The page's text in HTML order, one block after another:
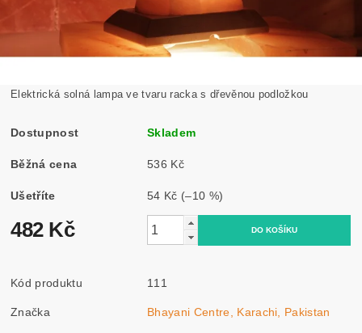
Elektrická solná lampa ve tvaru racka s dřevěnou podložkou
Dostupnost Skladem
Běžná cena 536 Kč
Ušetříte 54 Kč (–10 %)
482 Kč
Kód produktu 111
Značka Bhayani Centre, Karachi, Pakistan